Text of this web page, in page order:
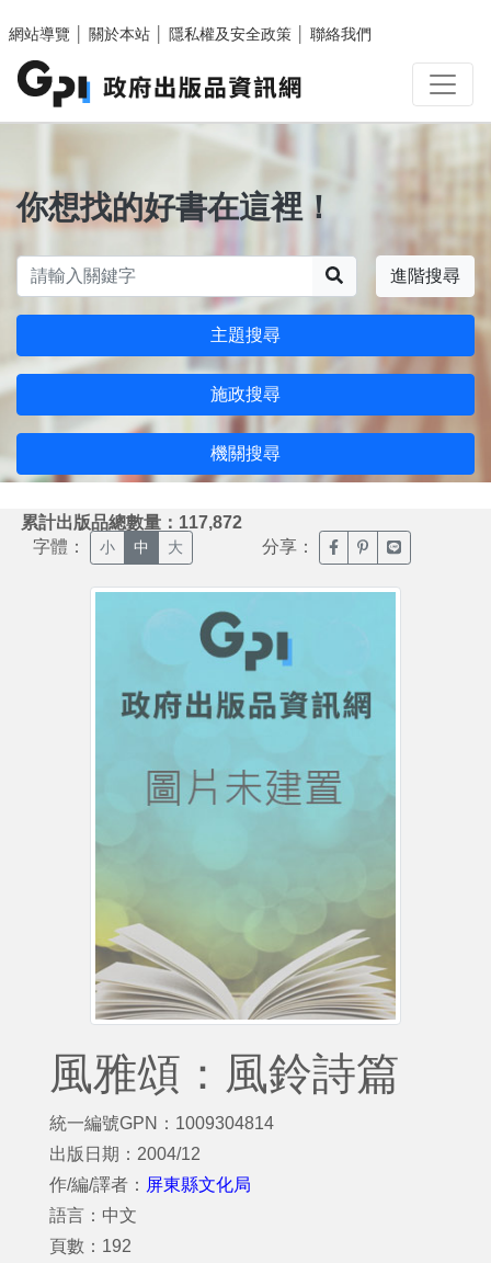
網站導覽
關於本站 隱私權及安全政策 聯絡我們
你想找的好書在這裡！
進階搜尋
主題搜尋
施政搜尋
機關搜尋
累計出版品總數量：117,872
字體： 小 中 大 分享： 臉書分享(另開新視窗)
噗浪分享(另開新
Line分享(另
風雅頌：風鈴詩篇
統一編號GPN：1009304814
出版日期：2004/12
作/編/譯者： 屏東縣文化局
語言：中文
頁數：192